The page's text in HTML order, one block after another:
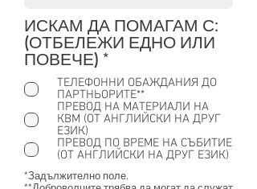
ИСКАМ ДА ПОМАГАМ С:
(ОТБЕЛЕЖИ ЕДНО ИЛИ
ПОВЕЧЕ) *З
а
д
ъ
л
ж
и
т
ТЕЛЕФОННИ ОБАЖДАНИЯ ДО
ПАРТНЬОРИТЕ**
ПРЕВОД НА МАТЕРИАЛИ НА
КВМ (ОТ АНГЛИЙСКИ НА ДРУГ
ЕЗИК)
ПРЕВОД ПО ВРЕМЕ НА СЪБИТИЕ
(ОТ АНГЛИЙСКИ НА ДРУГ ЕЗИК)
*Задължително поле.